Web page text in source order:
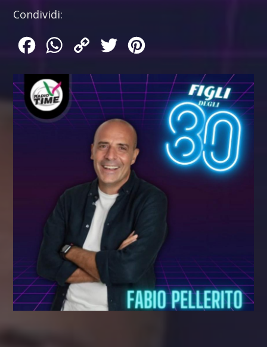
Condividi:
FacebookWhatsApp
Copy
Twitter